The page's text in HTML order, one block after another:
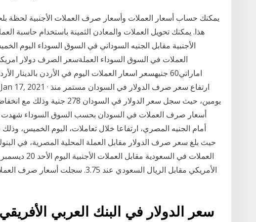
يمكنك حساب أسعار العملات وأسعار صرف العملات الأجنبية لحظة
هذا. يمكنك تحويل العملات والمعادن الثمينة باستخدام حاسبة
اماراتي60 جنيهسعر اسعار العملات اليوم في الأردن
يومين، حيث سجل سعر الدولار في
أسعار صرف العملات في السودان بحسب السوق السوداء شهدت
أمام الجنيه المصري، ارتفاعا خلال تعاملات، اليوم الخميس،
حيث بلغ سعر صرف الدولار مقابل العملة المحلية المصرية، في
الأمريكي مقابل الريال السعودي عند